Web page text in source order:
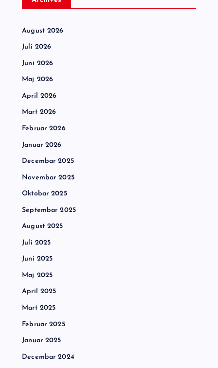
August 2026
Juli 2026
Juni 2026
Maj 2026
April 2026
Mart 2026
Februar 2026
Januar 2026
Decembar 2025
Novembar 2025
Oktobar 2025
Septembar 2025
August 2025
Juli 2025
Juni 2025
Maj 2025
April 2025
Mart 2025
Februar 2025
Januar 2025
Decembar 2024